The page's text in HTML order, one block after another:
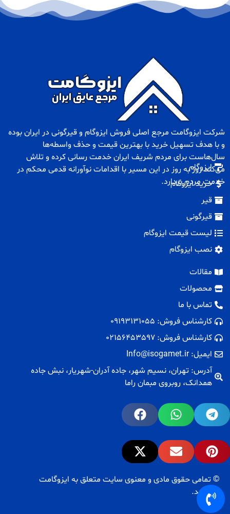
شرکت ایزوگامت مرجع اصلی فروش ایزوگام وقیرگونی در ایران بوده
و با هدف تسهیل خرید با بهترین قیمت و حذف واسطه‌ها
سال‌هاست برای مردم شریف ایران خدمت رسانی کرده و تلاش
می‌کند روز به روز در این مسیر با اقدامات نوآورانه قدمی محکم در
خدمت مردم بردارد.
ایزوگام
خرید ایزوگام
قیر
قیرگونی
لیست قیمت ایزوگام
نصب ایزوگام
مقالات
محصولات
تماس با ما
کارشناس فروش: 09193131055
کارشناس فروش: 02156453597
ایمیل: Info@isogamet.ir
آدرس: تهران، نسیم شهر، جاده آدران-شهریار، نبش جاده
همدانک، روبروی مبمان راما
© تمامی حقوق مادی و معنوی سایت متعلق به ایزوگامت
می‌باشد.